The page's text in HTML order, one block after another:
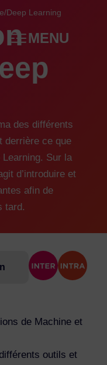
MENU
Deep Learning
des différents
derrière ce que
Learning. Sur la
d’introduire et
afin de
tard.
de Machine et
outils et